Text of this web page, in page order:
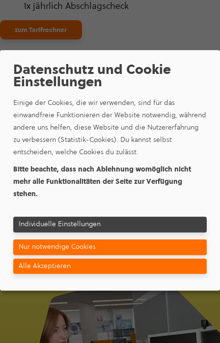
1x jährlich Abschlag­s­check
zum Tarifrechner
Eintarif
Arbeits­preis (Cent/kWh)
Grund­preis (Euro/Monat)
Datenschutz und Cookie
Einstellungen
Einige der Cookies, die wir verwenden, sind für das
einwandfreie Funktionieren der Website notwendig, während
andere uns helfen, diese Website und die Nutzererfahrung
zu verbessern (Statistik-Cookies). Du kannst selbst
entscheiden, welche Cookies du zulässt.
Bitte beachte, dass nach Ablehnung womöglich nicht
mehr alle Funktionalitäten der Seite zur Verfügung
stehen.
Individuelle Einstellungen
Nur notwendige Cookies
Alle Akzeptieren